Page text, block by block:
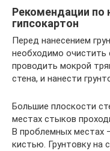
Рекомендации по
гипсокартон
Перед нанесением
необходимо очистить
проводить мокрой
стена, и нанести
Большие плоскости
местах стыков
В проблемных местах
кистью. Грунтовку на